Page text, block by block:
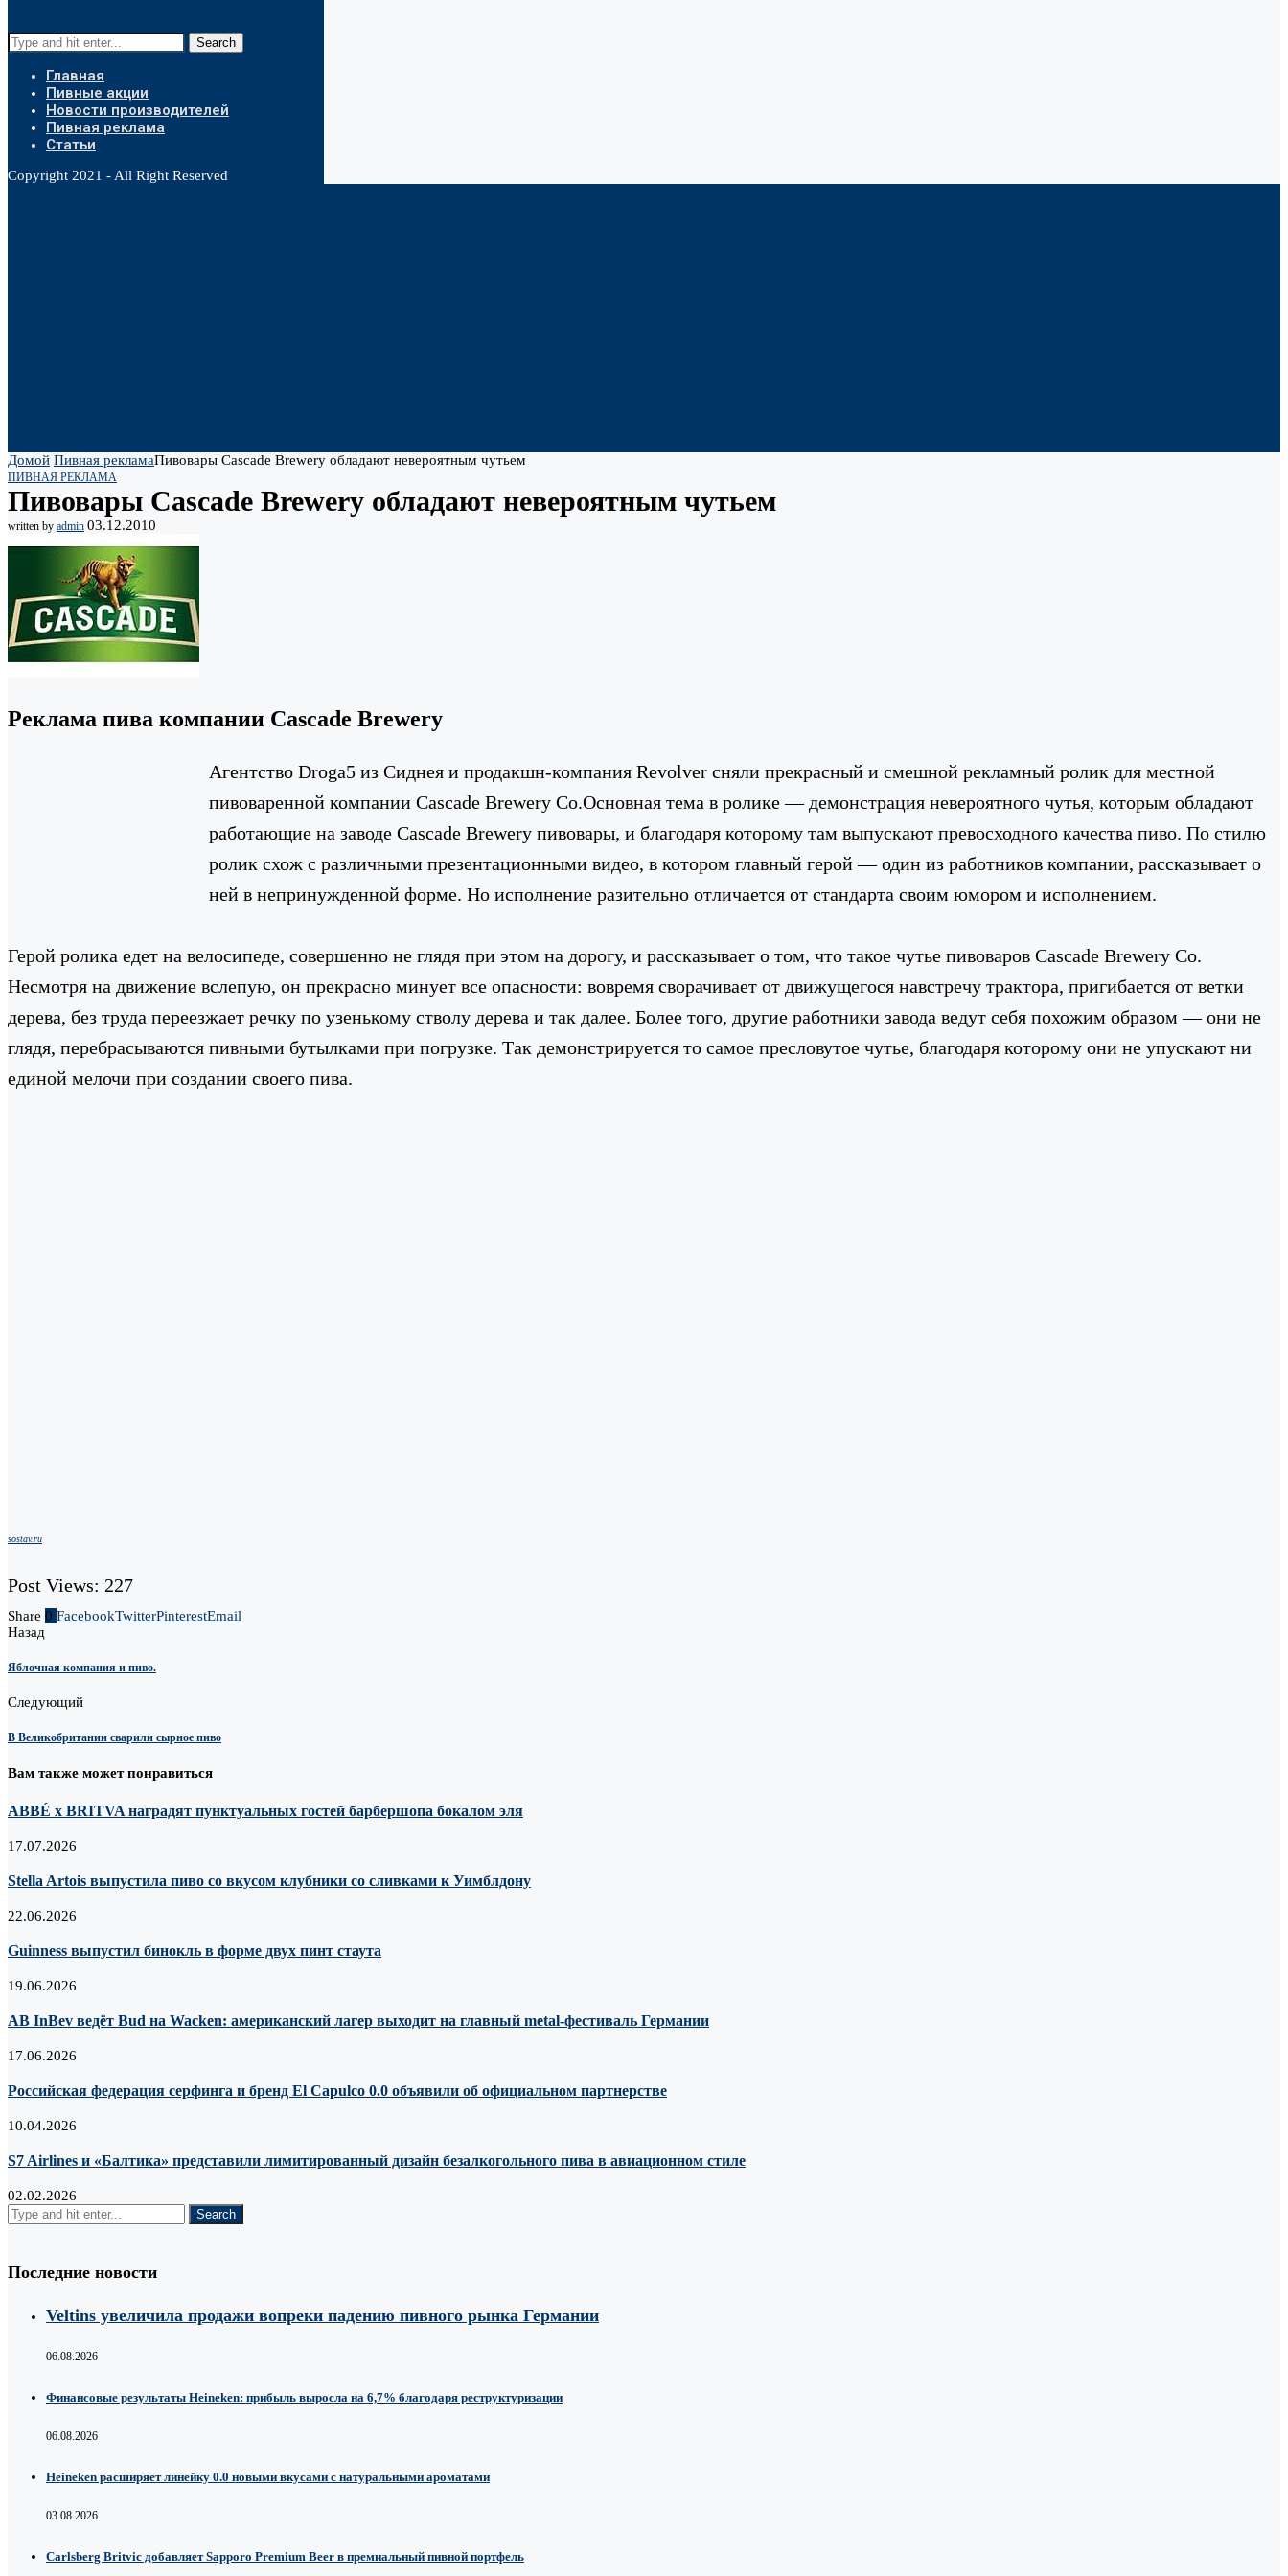
Search
Главная
Пивные акции
Новости производителей
Пивная реклама
Статьи
Copyright 2021 - All Right Reserved
Домой Пивная рекламаПивовары Cascade Brewery обладают невероятным чутьем
ПИВНАЯ РЕКЛАМА
Пивовары Cascade Brewery обладают невероятным чутьем
written by admin 03.12.2010
Реклама пива компании Cascade Brewery
Агентство Droga5 из Сиднея и продакшн-компания Revolver сняли прекрасный и смешной рекламный ролик для местной
пивоваренной компании Cascade Brewery Co.Основная тема в ролике — демонстрация невероятного чутья, которым обладают
работающие на заводе Cascade Brewery пивовары, и благодаря которому там выпускают превосходного качества пиво. По стилю
ролик схож с различными презентационными видео, в котором главный герой — один из работников компании, рассказывает о
ней в непринужденной форме. Но исполнение разительно отличается от стандарта своим юмором и исполнением.
Герой ролика едет на велосипеде, совершенно не глядя при этом на дорогу, и рассказывает о том, что такое чутье пивоваров Cascade Brewery Co.
Несмотря на движение вслепую, он прекрасно минует все опасности: вовремя сворачивает от движущегося навстречу трактора, пригибается от ветки
дерева, без труда переезжает речку по узенькому стволу дерева и так далее. Более того, другие работники завода ведут себя похожим образом — они не
глядя, перебрасываются пивными бутылками при погрузке. Так демонстрируется то самое пресловутое чутье, благодаря которому они не упускают ни
единой мелочи при создании своего пива.
sostav.ru
Post Views: 227
Share 0 FacebookTwitterPinterestEmail
Назад
Яблочная компания и пиво.
Следующий
В Великобритании сварили сырное пиво
Вам также может понравиться
ABBÉ х BRITVA наградят пунктуальных гостей барбершопа бокалом эля
17.07.2026
Stella Artois выпустила пиво со вкусом клубники со сливками к Уимблдону
22.06.2026
Guinness выпустил бинокль в форме двух пинт стаута
19.06.2026
AB InBev ведёт Bud на Wacken: американский лагер выходит на главный metal-фестиваль Германии
17.06.2026
Российская федерация серфинга и бренд El Capulco 0.0 объявили об официальном партнерстве
10.04.2026
S7 Airlines и «Балтика» представили лимитированный дизайн безалкогольного пива в авиационном стиле
02.02.2026
Последние новости
Veltins увеличила продажи вопреки падению пивного рынка Германии
06.08.2026
Финансовые результаты Heineken: прибыль выросла на 6,7% благодаря реструктуризации
06.08.2026
Heineken расширяет линейку 0.0 новыми вкусами с натуральными ароматами
03.08.2026
Carlsberg Britvic добавляет Sapporo Premium Beer в премиальный пивной портфель